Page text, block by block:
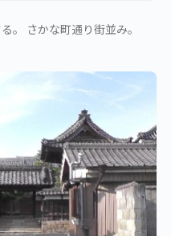
。 さかな町通り街並み。